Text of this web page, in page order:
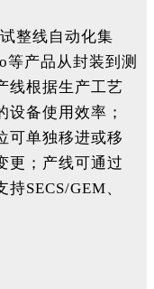
整线自动化集
等产品从封装到测
线根据生产工艺
备使用效率；
可单独移进或移
更；产线可通过
SECS/GEM、